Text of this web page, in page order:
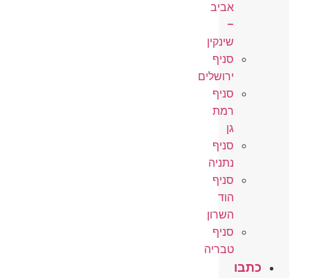
אביב
–
שינקין
סניף
ירושלים
סניף
רמת
גן
סניף
נתניה
סניף
הוד
השרון
סניף
טבריה
כתבו